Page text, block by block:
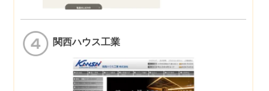
関西ハウス工業